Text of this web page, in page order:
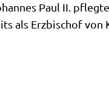
Paul II.
als Erz­bi­schof von